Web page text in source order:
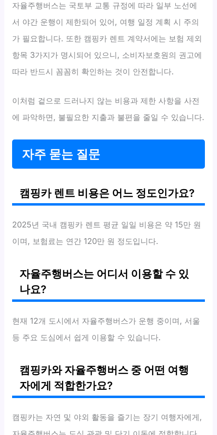
자율주행버스는 국토부 교통 규정에 따라 일부 노선에
서 야간 운행이 제한되어 있어, 여행 일정 계획 시 주의
가 필요합니다. 또한 캠핑카 렌트 계약서에는 보험 제외
항목 3가지가 명시되어 있으니, 소비자보호원의 권고에
따라 반드시 꼼꼼히 확인하는 것이 안전합니다.
이처럼 겉으로 드러나지 않는 비용과 제한 사항을 사전
에 파악하면, 불필요한 지출과 불편을 줄일 수 있습니다.
자주 묻는 질문
캠핑카 렌트 비용은 어느 정도인가요?
2025년 국내 캠핑카 렌트 평균 일일 비용은 약 15만 원
이며, 보험료는 연간 120만 원 정도입니다.
자율주행버스는 어디서 이용할 수 있
나요?
현재 12개 도시에서 자율주행버스가 운행 중이며, 서울
등 주요 도심에서 쉽게 이용할 수 있습니다.
캠핑카와 자율주행버스 중 어떤 여행
자에게 적합한가요?
캠핑카는 자연 및 야외 활동을 즐기는 장기 여행자에게,